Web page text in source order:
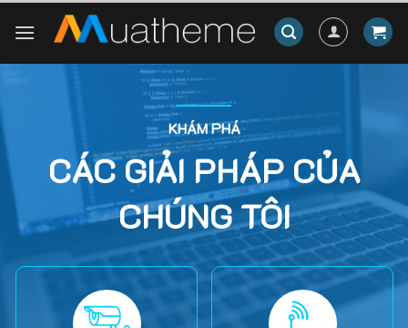
KHÁM PHÁ
CÁC GIẢI PHÁP CỦA
CHÚNG TÔI